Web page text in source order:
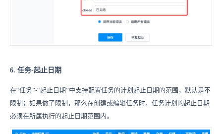
6. 任务-起止日期
在“任务”-“起止日期”中支持配置任务的计划起止日期的范围，默认是不
限制；如果做了限制，那么在创建或编辑任务时，任务计划的起止日期
必须在所属执行的起止日期范围内。